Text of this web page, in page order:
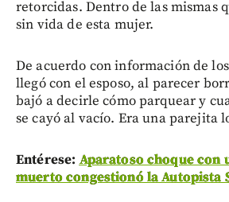
retorcidas. Dentro de las mismas
sin vida de esta mujer.
De acuerdo con información de
llegó con el esposo, al parecer
bajó a decirle cómo parquear y
se cayó al vacío. Era una parejita
Entérese: Aparatoso choque con
muerto congestionó la Autopista